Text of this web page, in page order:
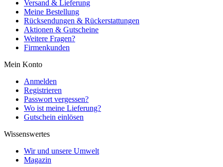
Versand & Lieferung
Meine Bestellung
Rücksendungen & Rückerstattungen
Aktionen & Gutscheine
Weitere Fragen?
Firmenkunden
Mein Konto
Anmelden
Registrieren
Passwort vergessen?
Wo ist meine Lieferung?
Gutschein einlösen
Wissenswertes
Wir und unsere Umwelt
Magazin